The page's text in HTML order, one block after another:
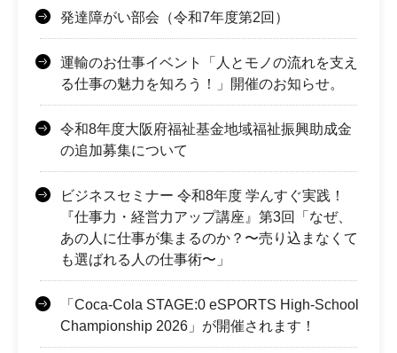
発達障がい部会（令和7年度第2回）
運輸のお仕事イベント「人とモノの流れを支え
る仕事の魅力を知ろう！」開催のお知らせ。
令和8年度大阪府福祉基金地域福祉振興助成金
の追加募集について
ビジネスセミナー 令和8年度 学んすぐ実践！
『仕事力・経営力アップ講座』第3回「なぜ、
あの人に仕事が集まるのか？〜売り込まなくて
も選ばれる人の仕事術〜」
「Coca-Cola STAGE:0 eSPORTS High-School
Championship 2026」が開催されます！